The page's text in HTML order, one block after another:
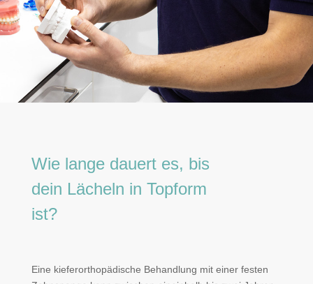
Wie lange dauert es, bis
dein Lächeln in Topform
ist?
Eine kieferorthopädische Behandlung mit einer festen